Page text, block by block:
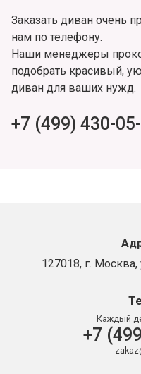
Заказать диван очень
нам по телефону.
Наши менеджеры
подобрать красивый,
диван для ваших нужд.
+7 (499) 430-
127018, г.
Каждый
+7